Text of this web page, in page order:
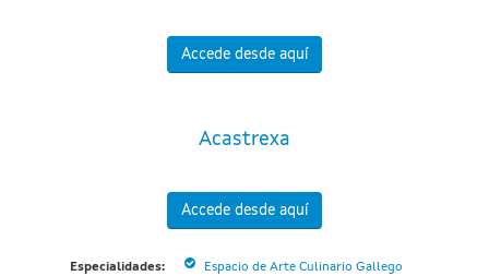
Accede desde aquí
Acastrexa
Accede desde aquí
Especialidades: Espacio de Arte Culinario Gallego